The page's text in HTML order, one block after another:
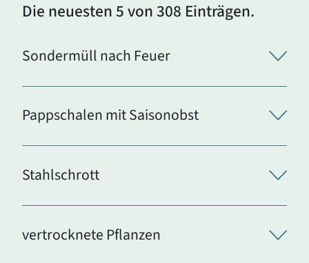
Die neuesten 5 von 308 Einträgen.
Sondermüll nach Feuer
Pappschalen mit Saisonobst
Stahlschrott
vertrocknete Pflanzen